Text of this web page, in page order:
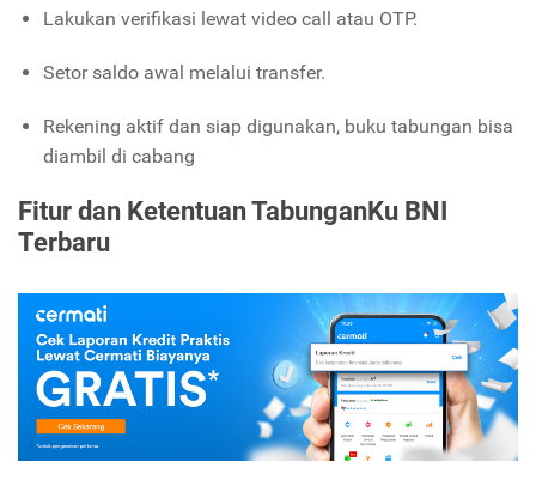
Lakukan verifikasi lewat video call atau OTP.
Setor saldo awal melalui transfer.
Rekening aktif dan siap digunakan, buku tabungan bisa
diambil di cabang
Fitur dan Ketentuan TabunganKu BNI
Terbaru